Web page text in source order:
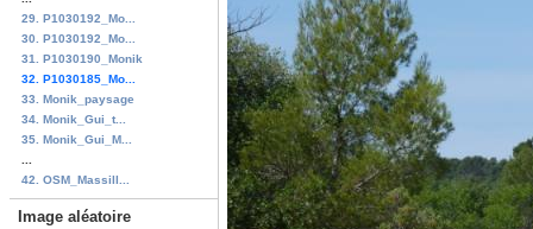
29. P1030192_Mo...
30. P1030192_Mo...
31. P1030190_Monik
32. P1030185_Mo...
33. Monik_paysage
34. Monik_Gui_t...
35. Monik_Gui_M...
42. OSM_Massill...
Image aléatoire